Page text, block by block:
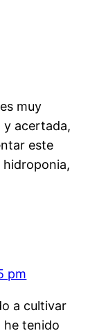
muy
y acertada,
este
pm
a cultivar
he tenido